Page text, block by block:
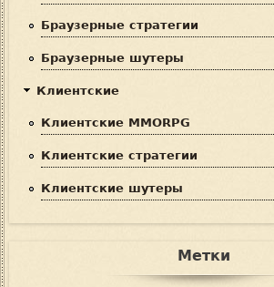
Браузерные стратегии
Браузерные шутеры
Клиентские
Клиентские MMORPG
Клиентские стратегии
Клиентские шутеры
Метки